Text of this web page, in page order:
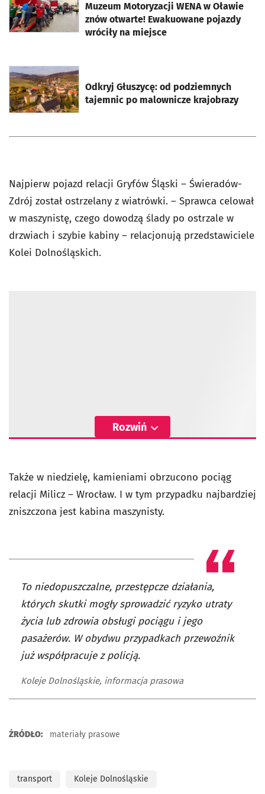
Muzeum Motoryzacji WENA w Oławie
znów otwarte! Ewakuowane pojazdy
wróciły na miejsce
Odkryj Głuszycę: od podziemnych
tajemnic po malownicze krajobrazy
otworzy się w nowej karcie
Najpierw pojazd relacji Gryfów Śląski – Świeradów-
Zdrój został ostrzelany z wiatrówki. – Sprawca celował
w maszynistę, czego dowodzą ślady po ostrzale w
drzwiach i szybie kabiny – relacjonują przedstawiciele
Kolei Dolnośląskich.
Rozwiń
Także w niedzielę, kamieniami obrzucono pociąg
relacji Milicz – Wrocław. I w tym przypadku najbardziej
zniszczona jest kabina maszynisty.
To niedopuszczalne, przestępcze działania,
których skutki mogły sprowadzić ryzyko utraty
życia lub zdrowia obsługi pociągu i jego
pasażerów. W obydwu przypadkach przewoźnik
już współpracuje z policją.
Koleje Dolnośląskie, informacja prasowa
ŹRÓDŁO: materiały prasowe
transport Koleje Dolnośląskie